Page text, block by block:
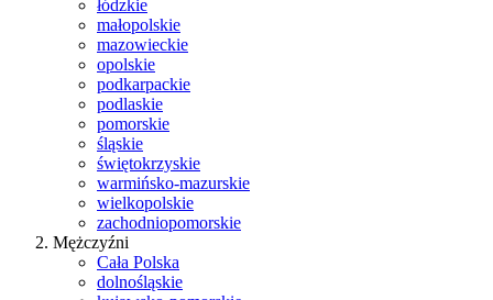
łódzkie
małopolskie
mazowieckie
opolskie
podkarpackie
podlaskie
pomorskie
śląskie
świętokrzyskie
warmińsko-mazurskie
wielkopolskie
zachodniopomorskie
Mężczyźni
Cała Polska
dolnośląskie